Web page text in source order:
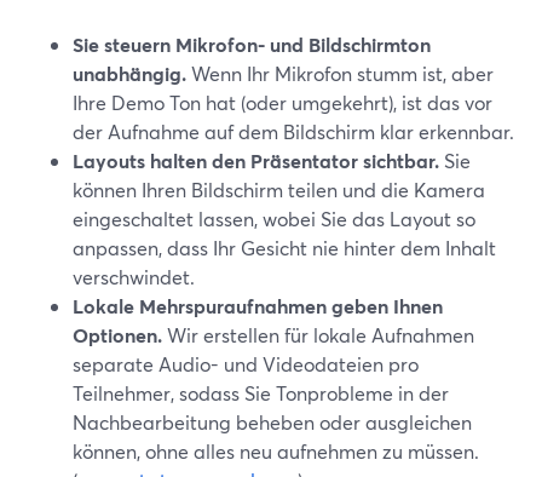
Sie steuern Mikrofon- und Bildschirmton
unabhängig.Wenn Ihr Mikrofon stumm ist, aber
Ihre Demo Ton hat (oder umgekehrt), ist das vor
der Aufnahme auf dem Bildschirm klar erkennbar.
Layouts halten den Präsentator sichtbar. Sie
können Ihren Bildschirm teilen und die Kamera
eingeschaltet lassen, wobei Sie das Layout so
anpassen, dass Ihr Gesicht nie hinter dem Inhalt
verschwindet.
Lokale Mehrspuraufnahmen geben Ihnen
Optionen.Wir erstellen für lokale Aufnahmen
separate Audio- und Videodateien pro
Teilnehmer, sodass Sie Tonprobleme in der
Nachbearbeitung beheben oder ausgleichen
können, ohne alles neu aufnehmen zu müssen.